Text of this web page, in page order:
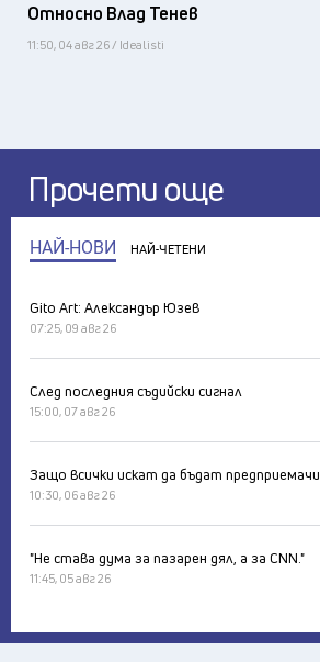
Относно Влад Тенев
11:50, 04 авг 26 / Idealisti
Прочети още
НАЙ-НОВИ НАЙ-ЧЕТЕНИ
Gito Art: Александър Юзев
07:25, 09 авг 26
След последния съдийски сигнал
15:00, 07 авг 26
Защо всички искат да бъдат предприемачи
10:30, 06 авг 26
"Не става дума за пазарен дял, а за CNN."
11:45, 05 авг 26